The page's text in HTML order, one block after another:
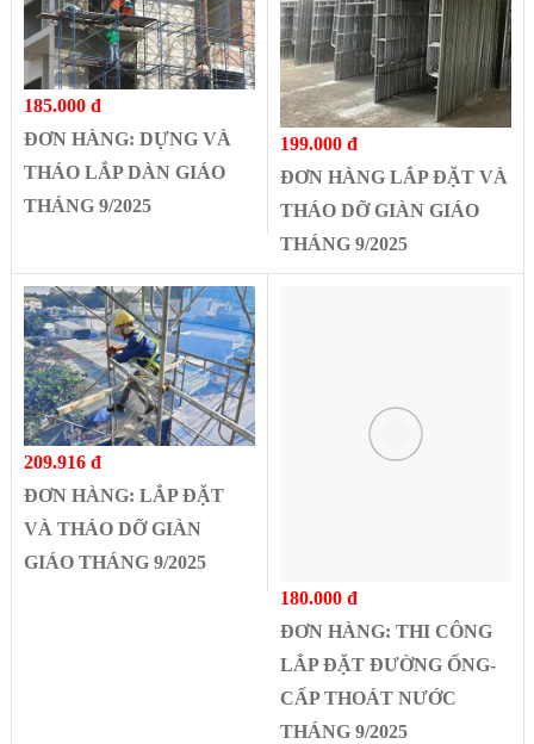
185.000 đ
ĐƠN HÀNG: DỰNG VÀ
THÁO LẮP DÀN GIÁO
THÁNG 9/2025
199.000 đ
ĐƠN HÀNG LẮP ĐẶT VÀ
THÁO DỠ GIÀN GIÁO
THÁNG 9/2025
209.916 đ
ĐƠN HÀNG: LẮP ĐẶT
VÀ THÁO DỠ GIÀN
GIÁO THÁNG 9/2025
180.000 đ
ĐƠN HÀNG: THI CÔNG
LẮP ĐẶT ĐƯỜNG ỐNG-
CẤP THOÁT NƯỚC
THÁNG 9/2025